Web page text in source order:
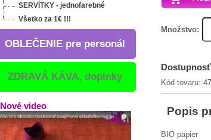
SERVÍTKY - jednofarebné
Všetko za 1€ !!!
OBLEČENIE pre personál
ZDRAVÁ KÁVA, doplnky
Nové video
Množstvo:
Kód tovaru:
Popis
BIO papier